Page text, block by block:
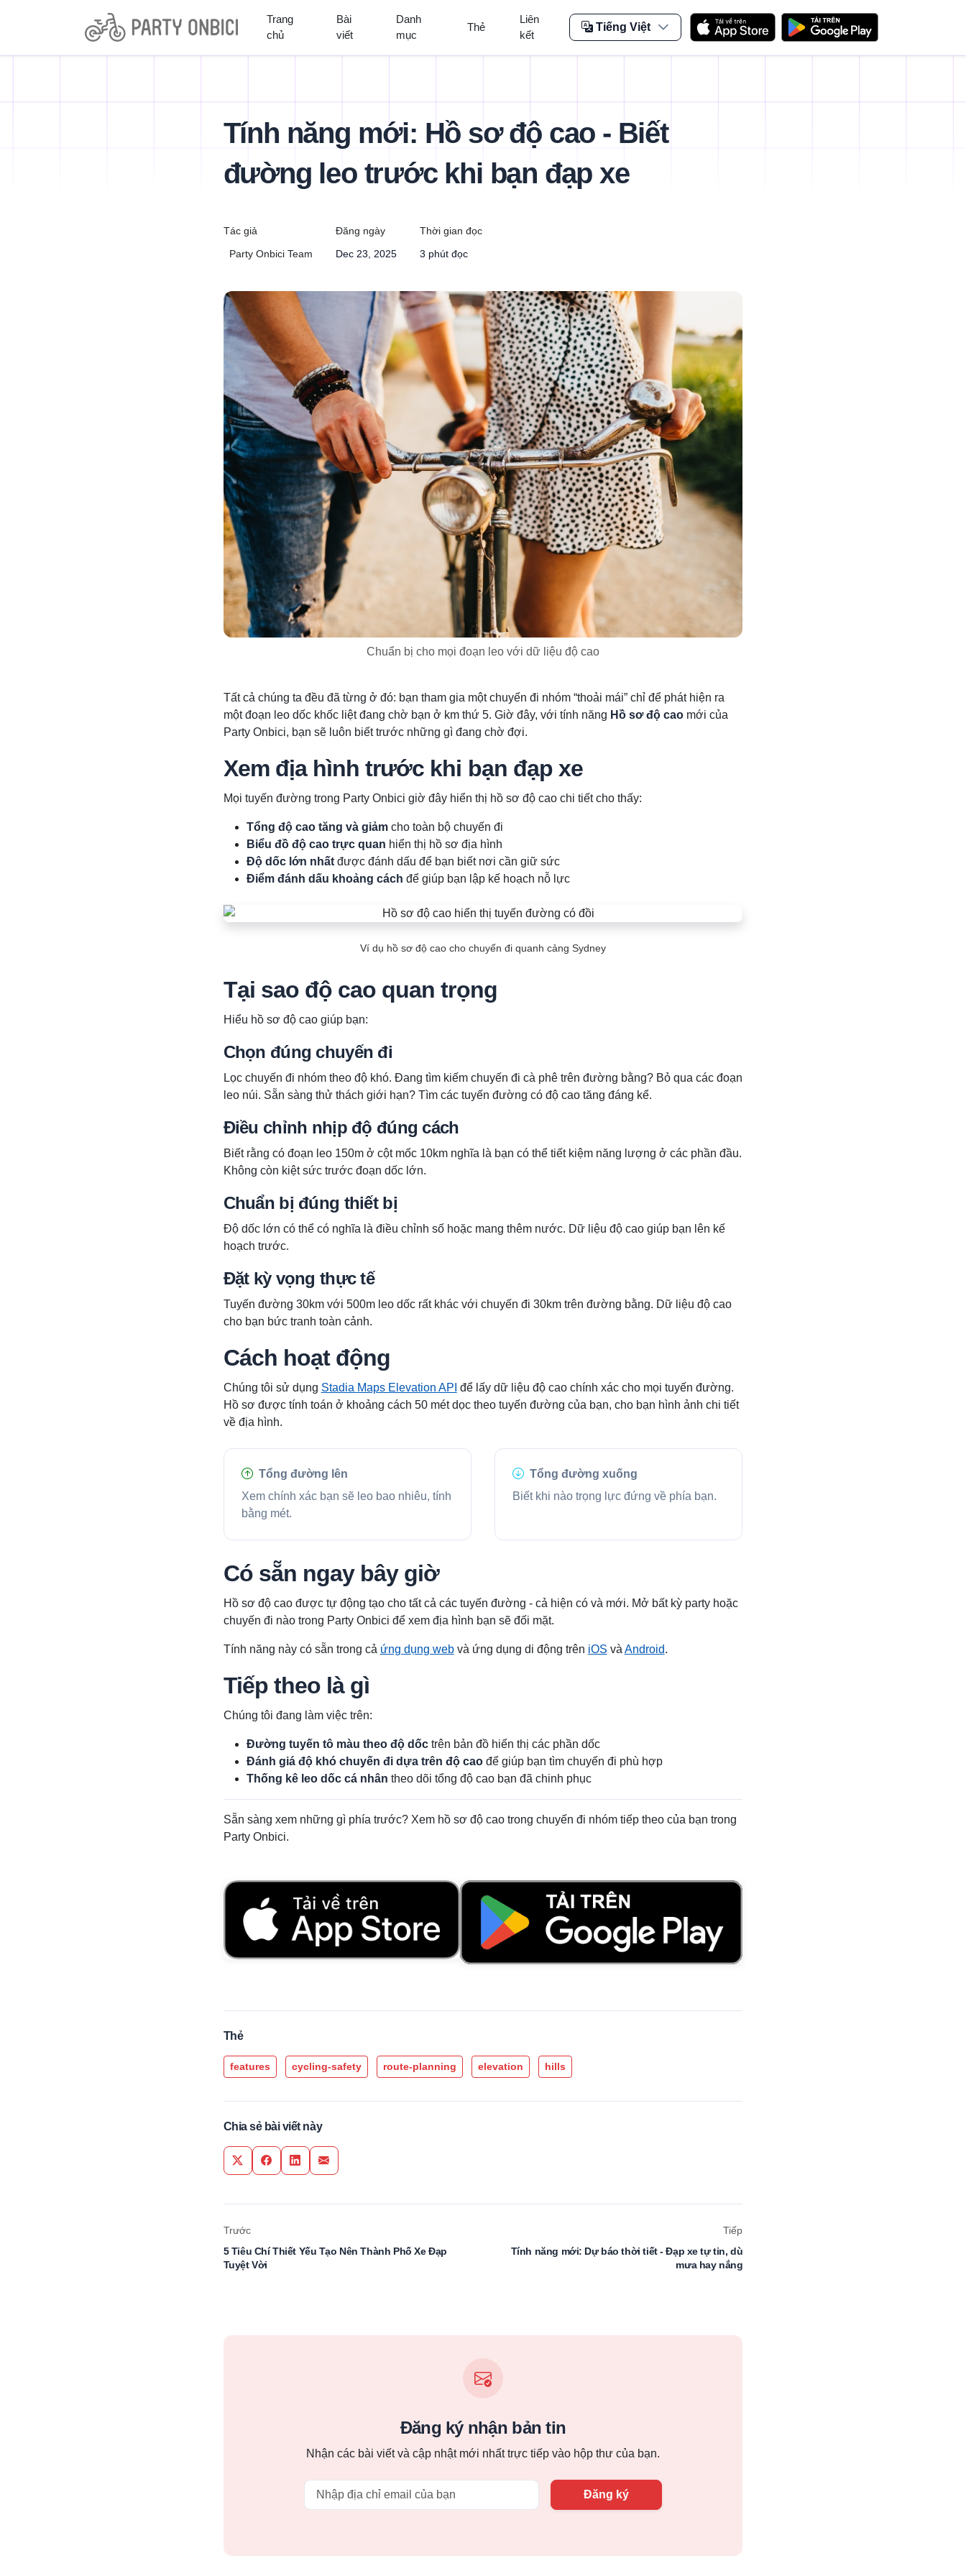
Trang
chủ
Bài
viết
Danh
mục
Thẻ
Liên
kết
Tiếng Việt
Tính năng mới: Hồ sơ độ cao - Biết
đường leo trước khi bạn đạp xe
Tác giả
Party Onbici Team
Đăng ngày
Dec 23, 2025
Thời gian đọc
3 phút đọc
Chuẩn bị cho mọi đoạn leo với dữ liệu độ cao
Tất cả chúng ta đều đã từng ở đó: bạn tham gia một chuyến đi nhóm “thoải mái” chỉ để phát hiện ra
một đoạn leo dốc khốc liệt đang chờ bạn ở km thứ 5. Giờ đây, với tính năng Hồ sơ độ caomới của
Party Onbici, bạn sẽ luôn biết trước những gì đang chờ đợi.
Xem địa hình trước khi bạn đạp xe
Mọi tuyến đường trong Party Onbici giờ đây hiển thị hồ sơ độ cao chi tiết cho thấy:
Tổng độ cao tăng và giảmcho toàn bộ chuyến đi
Biểu đồ độ cao trực quan hiển thị hồ sơ địa hình
Độ dốc lớn nhấtđược đánh dấu để bạn biết nơi cần giữ sức
Điểm đánh dấu khoảng cách để giúp bạn lập kế hoạch nỗ lực
Ví dụ hồ sơ độ cao cho chuyến đi quanh cảng Sydney
Tại sao độ cao quan trọng
Hiểu hồ sơ độ cao giúp bạn:
Chọn đúng chuyến đi
Lọc chuyến đi nhóm theo độ khó. Đang tìm kiếm chuyến đi cà phê trên đường bằng? Bỏ qua các đoạn
leo núi. Sẵn sàng thử thách giới hạn? Tìm các tuyến đường có độ cao tăng đáng kể.
Điều chỉnh nhịp độ đúng cách
Biết rằng có đoạn leo 150m ở cột mốc 10km nghĩa là bạn có thể tiết kiệm năng lượng ở các phần đầu.
Không còn kiệt sức trước đoạn dốc lớn.
Chuẩn bị đúng thiết bị
Độ dốc lớn có thể có nghĩa là điều chỉnh số hoặc mang thêm nước. Dữ liệu độ cao giúp bạn lên kế
hoạch trước.
Đặt kỳ vọng thực tế
Tuyến đường 30km với 500m leo dốc rất khác với chuyến đi 30km trên đường bằng. Dữ liệu độ cao
cho bạn bức tranh toàn cảnh.
Cách hoạt động
Chúng tôi sử dụng Stadia Maps Elevation API để lấy dữ liệu độ cao chính xác cho mọi tuyến đường.
Hồ sơ được tính toán ở khoảng cách 50 mét dọc theo tuyến đường của bạn, cho bạn hình ảnh chi tiết
về địa hình.
Tổng đường lên
Xem chính xác bạn sẽ leo bao nhiêu, tính
bằng mét.
Tổng đường xuống
Biết khi nào trọng lực đứng về phía bạn.
Có sẵn ngay bây giờ
Hồ sơ độ cao được tự động tạo cho tất cả các tuyến đường - cả hiện có và mới. Mở bất kỳ party hoặc
chuyến đi nào trong Party Onbici để xem địa hình bạn sẽ đối mặt.
Tính năng này có sẵn trong cả ứng dụng webvà ứng dụng di động trên iOS và Android.
Tiếp theo là gì
Chúng tôi đang làm việc trên:
Đường tuyến tô màu theo độ dốctrên bản đồ hiển thị các phần dốc
Đánh giá độ khó chuyến đi dựa trên độ caođể giúp bạn tìm chuyến đi phù hợp
Thống kê leo dốc cá nhân theo dõi tổng độ cao bạn đã chinh phục
Sẵn sàng xem những gì phía trước? Xem hồ sơ độ cao trong chuyến đi nhóm tiếp theo của bạn trong
Party Onbici.
Thẻ
features cycling-safety route-planning elevation hills
Chia sẻ bài viết này
Share on Twitter
Share on Facebook
Share on LinkedIn
Share via Email
Trước
5 Tiêu Chí Thiết Yếu Tạo Nên Thành Phố Xe Đạp
Tuyệt Vời
Tiếp
Tính năng mới: Dự báo thời tiết - Đạp xe tự tin, dù
mưa hay nắng
Đăng ký nhận bản tin
Nhận các bài viết và cập nhật mới nhất trực tiếp vào hộp thư của bạn.
Đăng ký